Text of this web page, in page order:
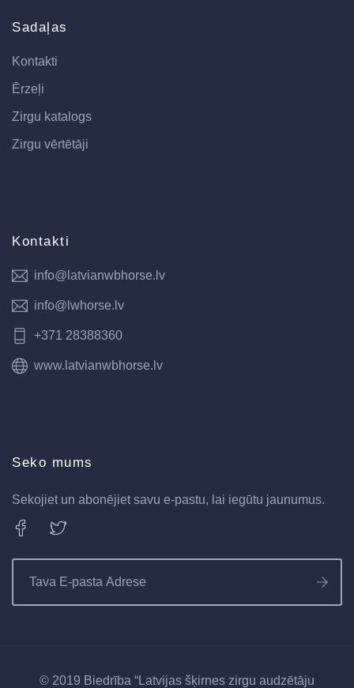
Sadaļas
Kontakti
Ērzeļi
Zirgu katalogs
Zirgu vērtētāji
Kontakti
info@latvianwbhorse.lv
info@lwhorse.lv
+371 28388360
www.latvianwbhorse.lv
Seko mums
Sekojiet un abonējiet savu e-pastu, lai iegūtu jaunumus.
© 2019 Biedrība “Latvijas šķirnes zirgu audzētāju